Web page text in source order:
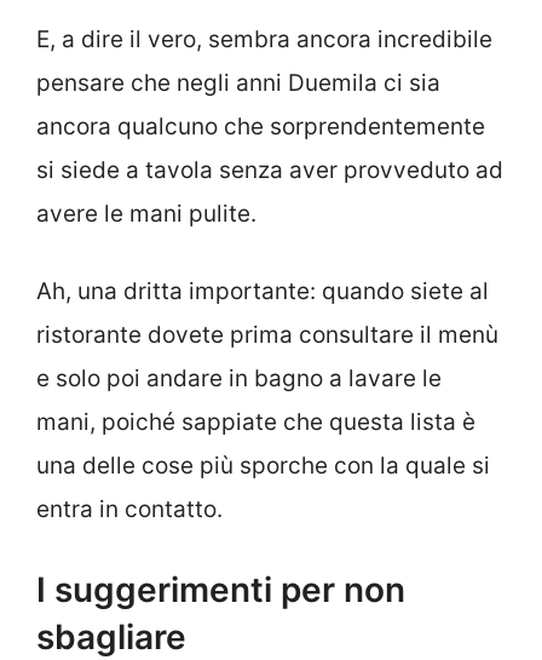
E, a dire il vero, sembra ancora incredibile
pensare che negli anni Duemila ci sia
ancora qualcuno che sorprendentemente
si siede a tavola senza aver provveduto ad
avere le mani pulite.
Ah, una dritta importante: quando siete al
ristorante dovete prima consultare il menù
e solo poi andare in bagno a lavare le
mani, poiché sappiate che questa lista è
una delle cose più sporche con la quale si
entra in contatto.
I suggerimenti per non
sbagliare